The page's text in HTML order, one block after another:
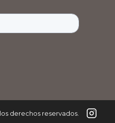
derechos reservados.